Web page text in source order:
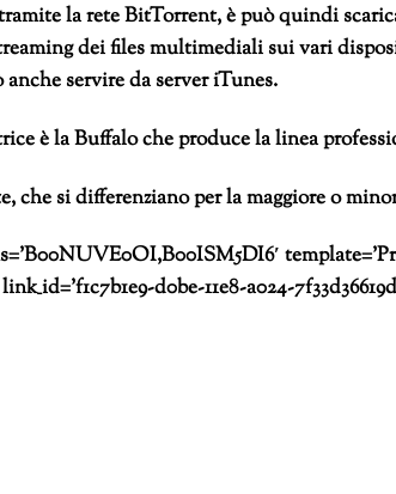
la rete BitTorrent, è può quindi
dei files multimediali sui vari
servire da server iTunes.
è la Buffalo che produce la linea
che si differenziano per la maggiore o
d0be-11e8-a024-